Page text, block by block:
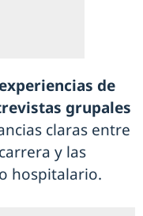
experiencias de
grupales
claras entre
y las
hospitalario.